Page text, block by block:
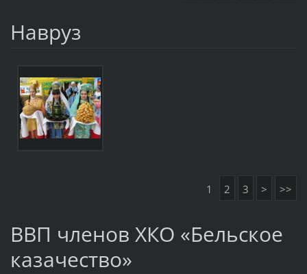
Навруз
1 2 3 > >>
ВВП членов ХКО «Бельское
казачество»